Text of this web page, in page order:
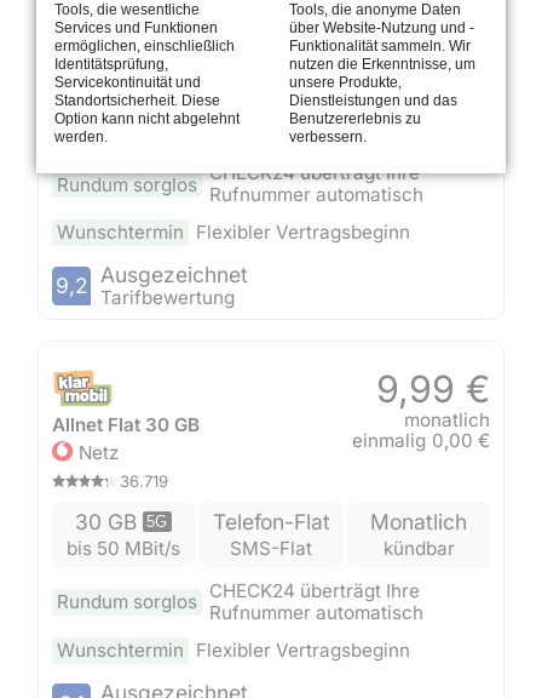
Tools, die wesentliche
Services und Funktionen
ermöglichen, einschließlich
Identitätsprüfung,
Servicekontinuität und
Standortsicherheit. Diese
Option kann nicht abgelehnt
werden.
Tools, die anonyme Daten
über Website-Nutzung und -
Funktionalität sammeln. Wir
nutzen die Erkenntnisse, um
unsere Produkte,
Dienstleistungen und das
Benutzererlebnis zu
verbessern.